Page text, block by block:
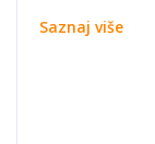
Saznaj više